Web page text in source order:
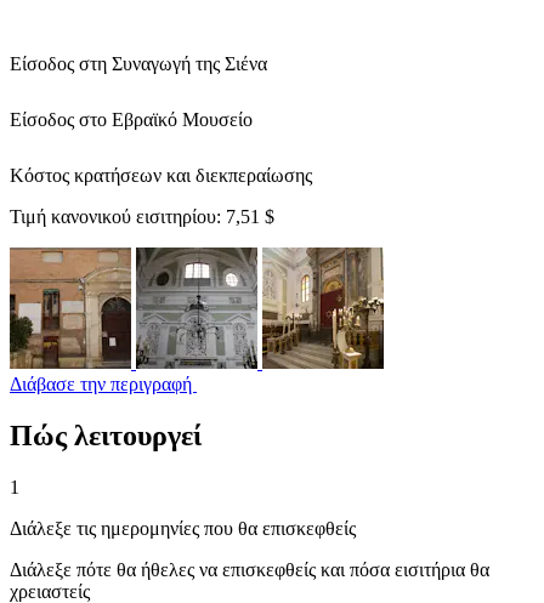
Είσοδος στη Συναγωγή της Σιένα
Είσοδος στο Εβραϊκό Μουσείο
Κόστος κρατήσεων και διεκπεραίωσης
Τιμή κανονικού εισιτηρίου: 7,51 $
Διάβασε την περιγραφή
Πώς λειτουργεί
1
Διάλεξε τις ημερομηνίες που θα επισκεφθείς
Διάλεξε πότε θα ήθελες να επισκεφθείς και πόσα εισιτήρια θα
χρειαστείς